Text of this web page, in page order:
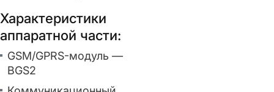
Характеристики
аппаратной части:
GSM/GPRS-модуль —
BGS2